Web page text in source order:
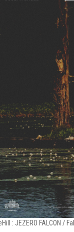
: JEZERO FALCON /